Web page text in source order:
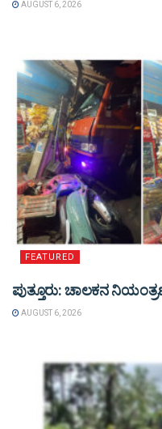
AUGUST 6, 2026
FEATURED
ಪುತ್ತೂರು: ಚಾಲಕನ
AUGUST 6, 2026